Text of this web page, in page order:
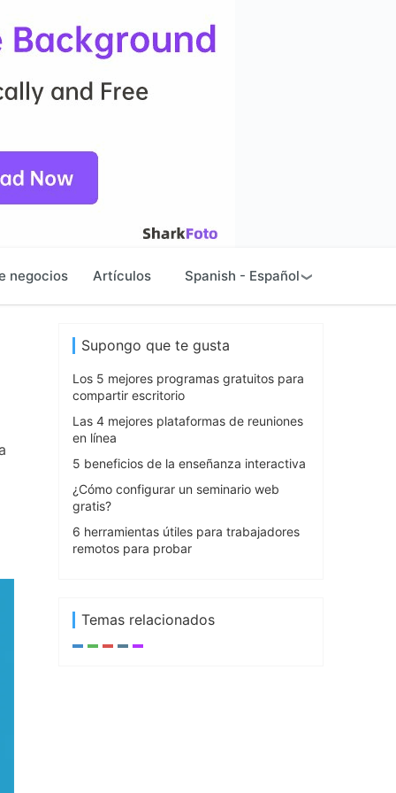
negocios Artículos Spanish - Español
Supongo que te gusta
Los 5 mejores programas gratuitos para
compartir escritorio
Las 4 mejores plataformas de reuniones
en línea
5 beneficios de la enseñanza interactiva
¿Cómo configurar un seminario web
gratis?
6 herramientas útiles para trabajadores
remotos para probar
Temas relacionados